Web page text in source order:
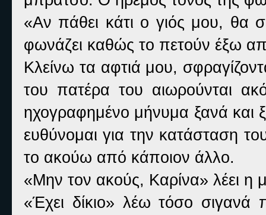
«Αν πάθει κάτι ο γιός μου, θα
φωνάζει καθώς το πετούν έξω
Κλείνω τα αφτιά μου,
του πατέρα του αιωρούνται
ηχογραφημένο μήνυμα ξανά και
ευθύνομαι για την κατάσταση
το ακούω από κάποιον άλλο.
«Μην τον ακούς, Καρίνα» λέει η
«Έχει δίκιο» λέω τόσο σιγανά